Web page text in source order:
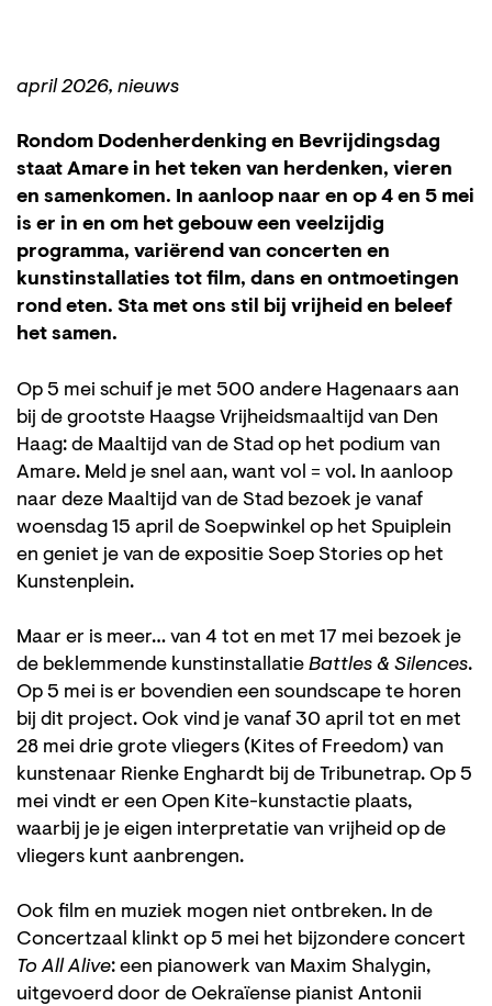
april 2026, nieuws
Rondom Dodenherdenking en Bevrijdingsdag
staat Amare in het teken van herdenken, vieren
en samenkomen. In aanloop naar en op 4 en 5 mei
is er in en om het gebouw een veelzijdig
programma, variërend van concerten en
kunstinstallaties tot film, dans en ontmoetingen
rond eten. Sta met ons stil bij vrijheid en beleef
het samen.
Op 5 mei schuif je met 500 andere Hagenaars aan
bij de grootste Haagse Vrijheidsmaaltijd van Den
Haag: de Maaltijd van de Stad op het podium van
Amare. Meld je snel aan, want vol = vol. In aanloop
naar deze Maaltijd van de Stad bezoek je vanaf
woensdag 15 april de Soepwinkel op het Spuiplein
en geniet je van de expositie Soep Stories op het
Kunstenplein.
Maar er is meer… van 4 tot en met 17 mei bezoek je
de beklemmende kunstinstallatie Battles & Silences.
Op 5 mei is er bovendien een soundscape te horen
bij dit project. Ook vind je vanaf 30 april tot en met
28 mei drie grote vliegers (Kites of Freedom) van
kunstenaar Rienke Enghardt bij de Tribunetrap. Op 5
mei vindt er een Open Kite-kunstactie plaats,
waarbij je je eigen interpretatie van vrijheid op de
vliegers kunt aanbrengen.
Ook film en muziek mogen niet ontbreken. In de
Concertzaal klinkt op 5 mei het bijzondere concert
To All Alive: een pianowerk van Maxim Shalygin,
uitgevoerd door de Oekraïense pianist Antonii